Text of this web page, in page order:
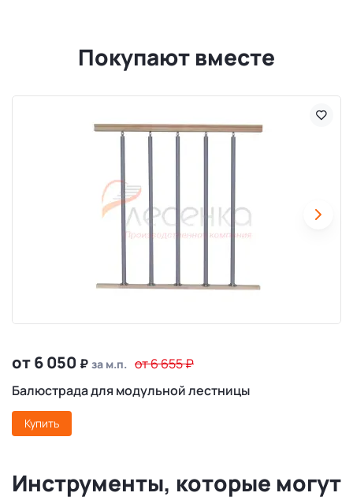
Покупают вместе
от 6 050 ₽ за м.п. от 6 655₽
Балюстрада для модульной лестницы
Купить
Инструменты, которые могут